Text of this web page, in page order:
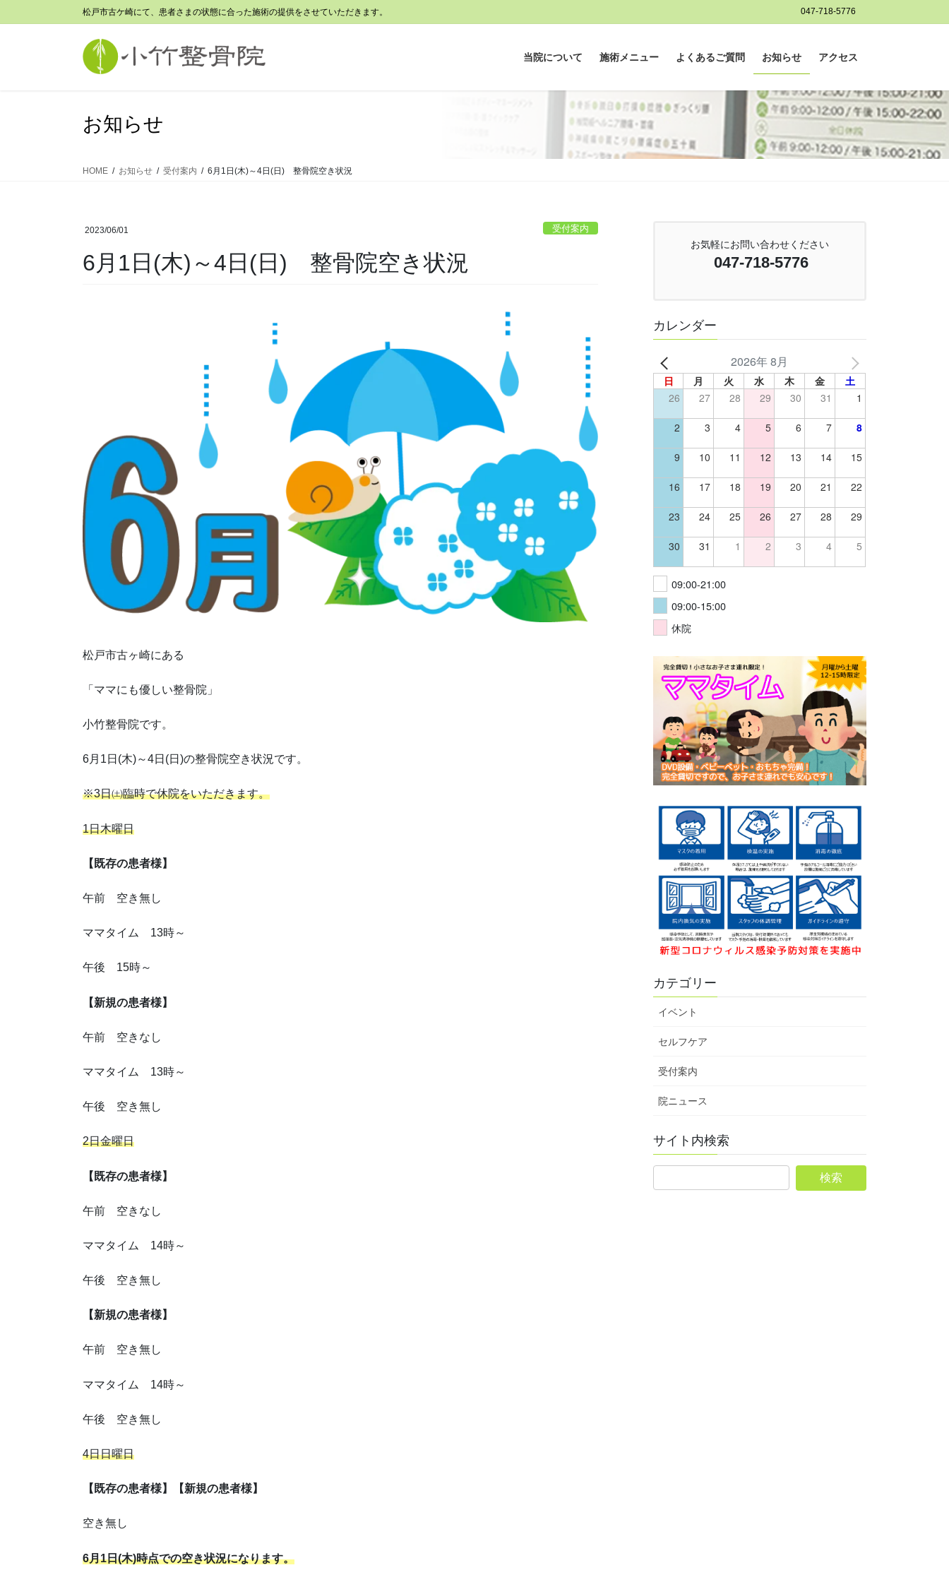
ン
ビ
松戸市古ケ崎にて、患者さまの状態に合った施術の提供をさせていただきます。 047-718-5776
当院について 施術メニュー よくあるご質問 お知らせ アクセス
お知らせ
HOME お知らせ 受付案内 6月1日(木)～4日(日) 整骨院空き状況
2023/06/01 受付案内
6月1日(木)～4日(日) 整骨院空き状況
松戸市古ヶ崎にある
「ママにも優しい整骨院」
小竹整骨院です。
6月1日(木)～4日(日)の整骨院空き状況です。
※3日㈯臨時で休院をいただきます。
1日木曜日
【既存の患者様】
午前 空き無し
ママタイム 13時～
午後 15時～
【新規の患者様】
午前 空きなし
ママタイム 13時～
午後 空き無し
2日金曜日
【既存の患者様】
午前 空きなし
ママタイム 14時～
午後 空き無し
【新規の患者様】
午前 空き無し
ママタイム 14時～
午後 空き無し
4日日曜日
【既存の患者様】【新規の患者様】
空き無し
6月1日(木)時点での空き状況になります。
お気軽にお問い合わせください
047-718-5776
カレンダー
2026年 8月
日 月 火 水 木 金
土
26
27 28 29 30 31 1
2 3 4 5 6 7 8
9 10 11 12 13 14 15
16 17 18 19 20 21 22
23 24 25 26 27 28 29
30 31 1 2 3 4 5
09:00-21:00
09:00-15:00
休院
カテゴリー
イベント
セルフケア
受付案内
院ニュース
サイト内検索